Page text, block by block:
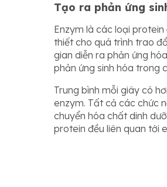
Tạo ra phản ứng
Enzym là các loại
thiết cho quá trình trao
gian diễn ra phản ứng
phản ứng sinh hóa trong
Trung bình mỗi giây có
enzym. Tất cả các chức
chuyển hóa chất dinh
protein đều liên quan tới